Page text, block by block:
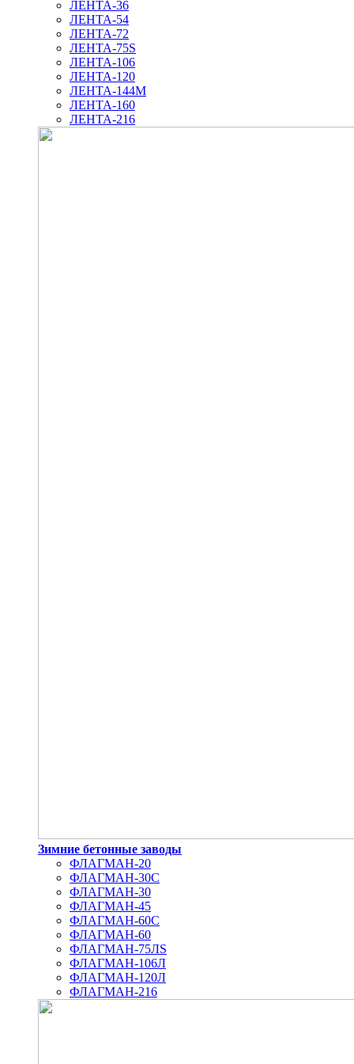
ЛЕНТА-36
ЛЕНТА-54
ЛЕНТА-72
ЛЕНТА-75S
ЛЕНТА-106
ЛЕНТА-120
ЛЕНТА-144М
ЛЕНТА-160
ЛЕНТА-216
Зимние бетонные заводы
ФЛАГМАН-20
ФЛАГМАН-30С
ФЛАГМАН-30
ФЛАГМАН-45
ФЛАГМАН-60С
ФЛАГМАН-60
ФЛАГМАН-75ЛS
ФЛАГМАН-106Л
ФЛАГМАН-120Л
ФЛАГМАН-216